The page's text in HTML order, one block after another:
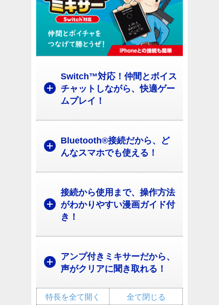
Switch™対応！仲間とボイス
チャットしながら、快適ゲー
ムプレイ！
Bluetooth®接続だから、ど
んなスマホでも使える！
接続から使用まで、操作方法
がわかりやすい漫画ガイド付
き！
アンプ付きミキサーだから、
声がクリアに聞き取れる！
全て閉じる
特長を全て開く